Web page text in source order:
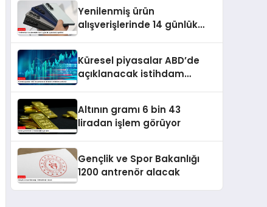
Yenilenmiş ürün
alışverişlerinde 14 günlük
Küresel piyasalar ABD’de
açıklanacak istihdam
Altının gramı 6 bin 43
liradan işlem görüyor
Gençlik ve Spor Bakanlığı
1200 antrenör alacak